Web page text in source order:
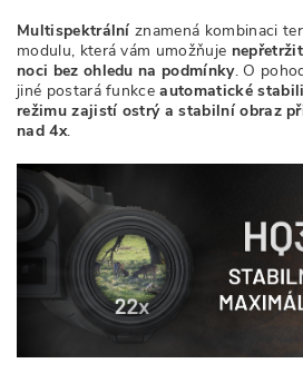
Multispektrální znamená kombinaci
modulu, která vám umožňuje
noci bez ohledu na podmínky. O
jiné postará funkce automatické
režimu zajistí ostrý a stabilní obraz
nad 4x.